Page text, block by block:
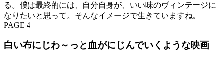
る。僕は最終的には、自分自身が、いい味のヴィンテージに
なりたいと思って。そんなイメージで生きていますね。
PAGE 4
白い布にじわ～っと血がにじんでいくような映画